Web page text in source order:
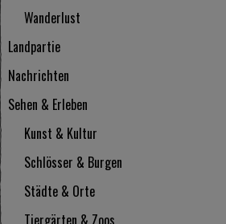
Wanderlust
Landpartie
Nachrichten
Sehen & Erleben
Kunst & Kultur
Schlösser & Burgen
Städte & Orte